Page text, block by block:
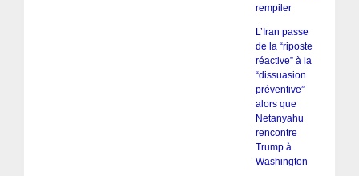
rempiler
L’Iran passe
de la “riposte
réactive” à la
“dissuasion
préventive”
alors que
Netanyahu
rencontre
Trump à
Washington